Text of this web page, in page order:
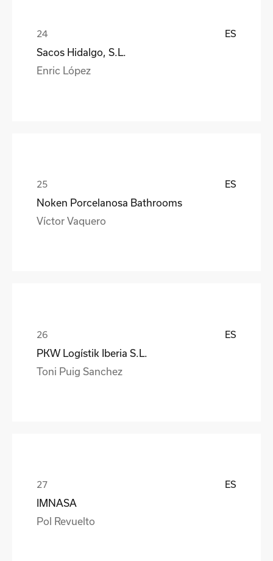
ES
Sacos Hidalgo, S.L.
Enric López
ES
Noken Porcelanosa Bathrooms
Víctor Vaquero
ES
PKW Logístik Iberia S.L.
Toni Puig Sanchez
ES
IMNASA
Pol Revuelto